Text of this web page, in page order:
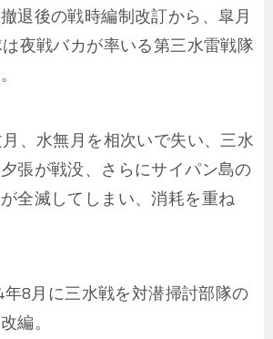
退後の戦時編制改訂から、皐月
夜戦バカが率いる第三水雷戦隊
、水無月を相次いで失い、三水
張が戦没、さらにサイパン島の
全滅してしまい、消耗を重ね
8月に三水戦を対潜掃討部隊の
編。